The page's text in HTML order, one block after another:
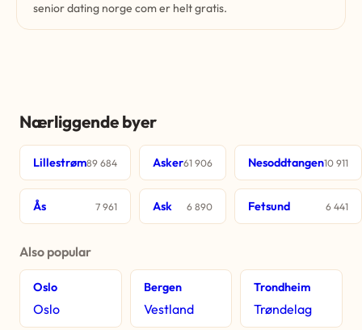
senior dating norge com er helt gratis.
Nærliggende byer
Lillestrøm89 684 Asker61 906 Nesoddtangen10 911
Ås 7 961 Ask 6 890 Fetsund 6 441
Also popular
Oslo
Oslo
Bergen
Vestland
Trondheim
Trøndelag